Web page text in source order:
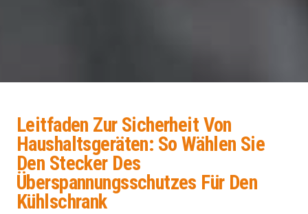
Leitfaden Zur Sicherheit Von
Haushaltsgeräten: So Wählen Sie
Den Stecker Des
Überspannungsschutzes Für Den
Kühlschrank